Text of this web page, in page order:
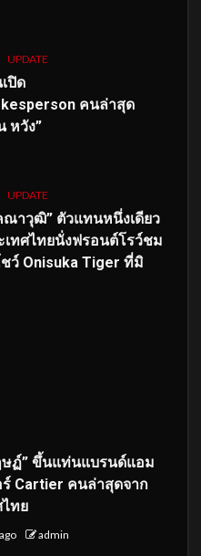
UPDATE
ปิด
คนล่าสุด
หวัง”
UPDATE
ณาวุฒิ” ตัวแทนหนึ่งเดียว
เทศไทยนั่งฟรอนต์โรว์ชม
ว์ Onisuka Tiger ที่มิ
ษฏ์” ขึ้นแท่นแบรนด์แอม
ร์ Cartier คนล่าสุดจาก
ไทย
admin